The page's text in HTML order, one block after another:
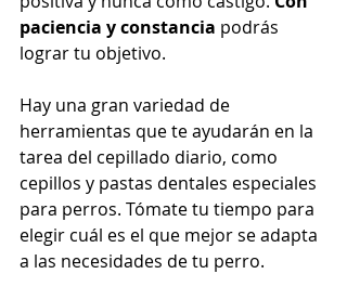
paciencia y constancia podrás
lograr tu objetivo.
Hay una gran variedad de
herramientas que te ayudarán en la
tarea del cepillado diario, como
cepillos y pastas dentales especiales
para perros. Tómate tu tiempo para
elegir cuál es el que mejor se adapta
a las necesidades de tu perro.